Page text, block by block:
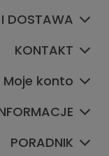
DOSTAWA
KONTAKT
Moje konto
PORADNIK